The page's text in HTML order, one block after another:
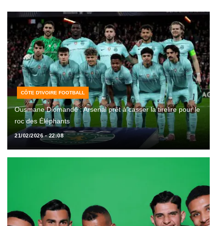
CÔTE D'IVOIRE FOOTBALL
Ousmane Diomandé : Arsenal prêt à casser la tirelire pour le
roc des Éléphants
21/02/2026 - 22:08